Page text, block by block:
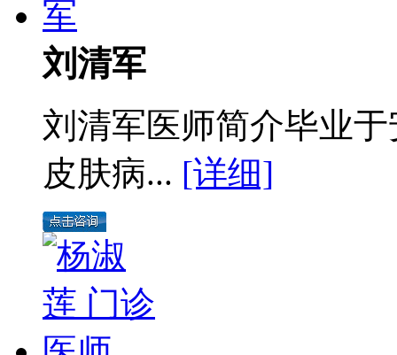
刘清军
刘清军医师简介毕业
皮肤病... [详细]